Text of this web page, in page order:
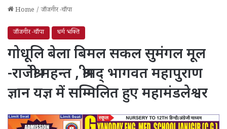
Home / जाँजगीर -चाँपा
जाँजगीर -चाँपा धर्म भक्ति
गोधूलि बेला बिमल सकल सुमंगल मूल
-राजेश्री महन्त , श्रीमद् भागवत महापुराण
ज्ञान यज्ञ में सम्मिलित हुए महामंडलेश्वर